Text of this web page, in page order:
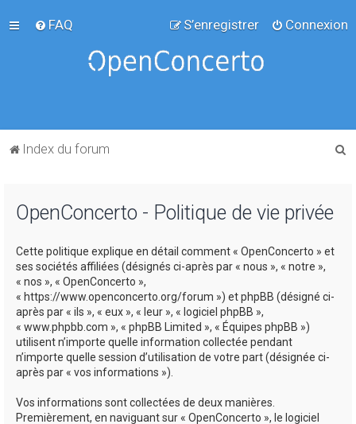
FAQ Connexion
S’enregistrer
Index du forum
OpenConcerto - Politique de vie privée
Cette politique explique en détail comment « OpenConcerto » et
ses sociétés affiliées (désignés ci-après par « nous », « notre »,
« nos », « OpenConcerto »,
« https://www.openconcerto.org/forum ») et phpBB (désigné ci-
après par « ils », « eux », « leur », « logiciel phpBB »,
« www.phpbb.com », « phpBB Limited », « Équipes phpBB »)
utilisent n’importe quelle information collectée pendant
n’importe quelle session d’utilisation de votre part (désignée ci-
après par « vos informations »).
Vos informations sont collectées de deux manières.
Premièrement, en naviguant sur « OpenConcerto », le logiciel